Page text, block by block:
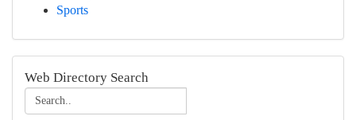
Sports
Web Directory Search